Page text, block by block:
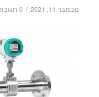
נובמבר 11, 2021 / 0 תגובות